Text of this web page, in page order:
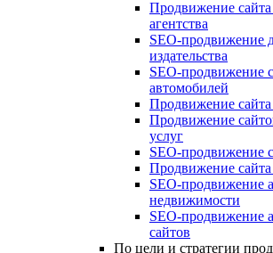
Продвижение сайта
агентства
SEO-продвижение
издательства
SEO-продвижение
автомобилей
Продвижение сайта
Продвижение
услуг
SEO-продвижение
Продвижение сайта
SEO-продвижение
недвижимости
SEO-продвижение
сайтов
По цели и стратегии